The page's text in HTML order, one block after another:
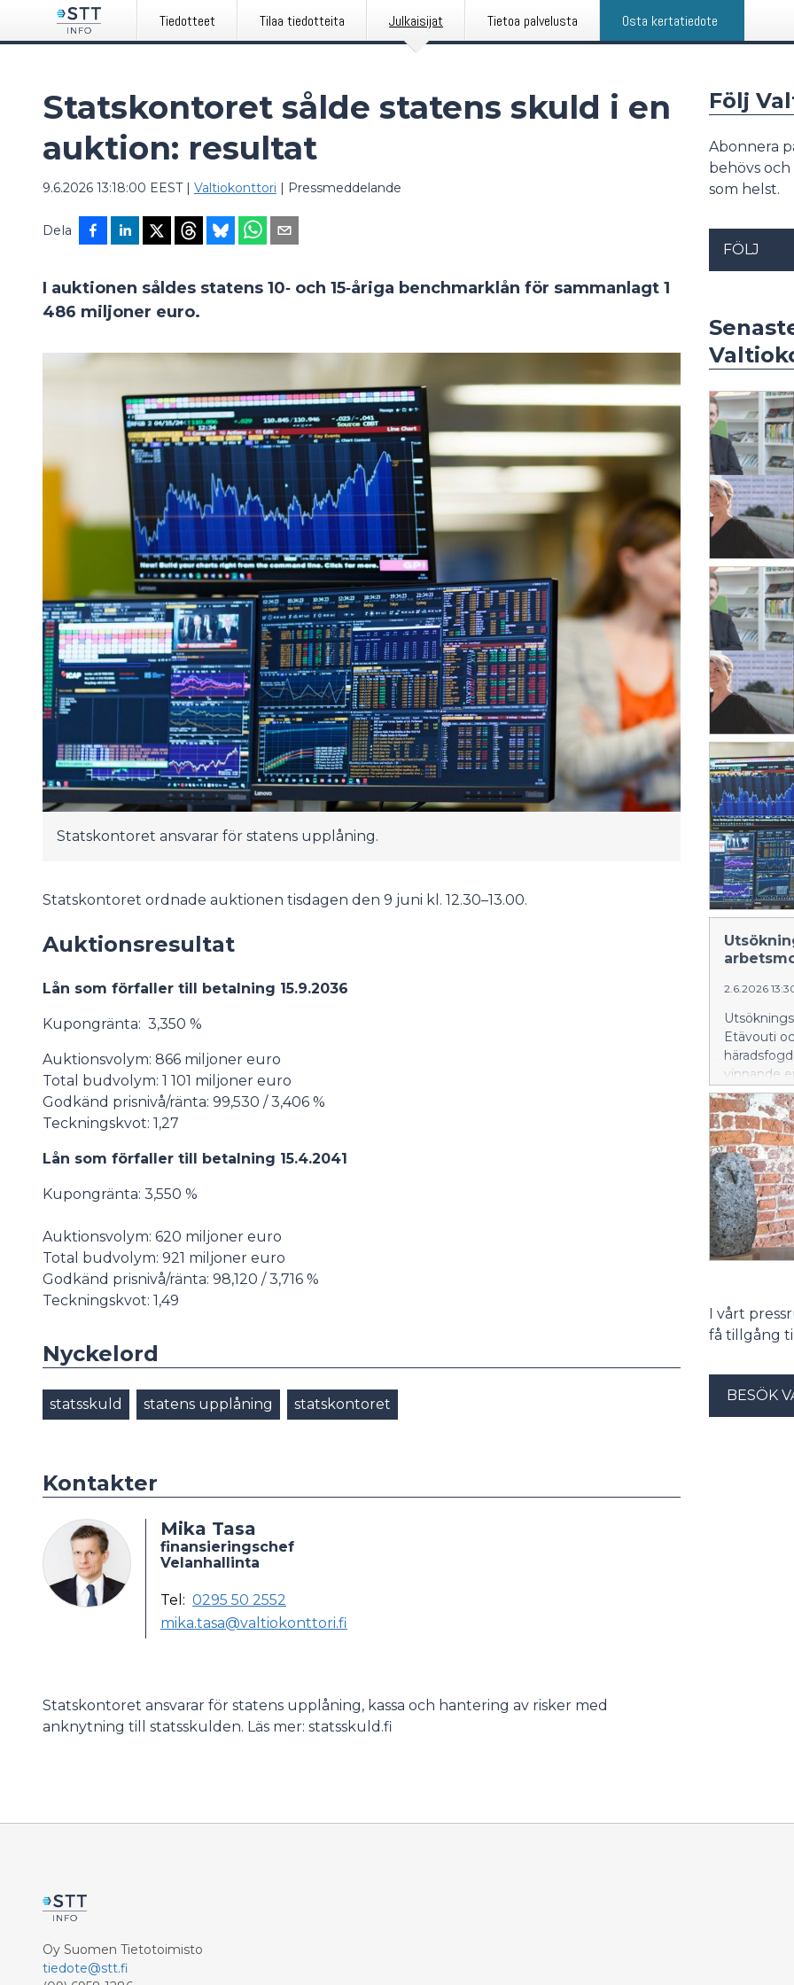
Tiedotteet Tilaa tiedotteita Julkaisijat Tietoa palvelusta Osta kertatiedote
Statskontoret sålde statens skuld i en
auktion: resultat
9.6.2026 13:18:00 EEST| Valtiokonttori | Pressmeddelande
Dela
I auktionen såldes statens 10‑ och 15‑åriga benchmarklån för sammanlagt 1
486 miljoner euro.
Statskontoret ansvarar för statens upplåning.
Statskontoret ordnade auktionen tisdagen den 9 juni kl. 12.30–13.00.
Auktionsresultat
Lån som förfaller till betalning 15.9.2036
Kupongränta: 3,350 %
Auktionsvolym: 866 miljoner euro
Total budvolym: 1 101 miljoner euro
Godkänd prisnivå/ränta: 99,530 / 3,406 %
Teckningskvot: 1,27
Lån som förfaller till betalning 15.4.2041
Kupongränta: 3,550 %
Auktionsvolym: 620 miljoner euro
Total budvolym: 921 miljoner euro
Godkänd prisnivå/ränta: 98,120 / 3,716 %
Teckningskvot: 1,49
Nyckelord
statsskuld statens upplåning statskontoret
Kontakter
Mika Tasa
finansieringschef
Velanhallinta
Tel: 0295 50 2552
mika.tasa@valtiokonttori.fi
Statskontoret ansvarar för statens upplåning, kassa och hantering av risker med
anknytning till statsskulden. Läs mer: statsskuld.fi
Följ
Abonnera
behövs
som helst.
FÖLJ
2.6.2026
Etävouti
vinnande
nu i topp
team och
I vårt
få tillgång
BESÖK
Oy Suomen Tietotoimisto
tiedote@stt.fi